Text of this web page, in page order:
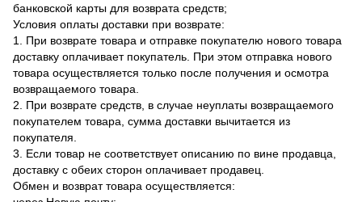
банковской карты для возврата средств;
Условия оплаты доставки при возврате:
1. При возврате товара и отправке покупателю нового товара
доставку оплачивает покупатель. При этом отправка нового
товара осуществляется только после получения и осмотра
возвращаемого товара.
2. При возврате средств, в случае неуплаты возвращаемого
покупателем товара, сумма доставки вычитается из
покупателя.
3. Если товар не соответствует описанию по вине продавца,
доставку с обеих сторон оплачивает продавец.
Обмен и возврат товара осуществляется: